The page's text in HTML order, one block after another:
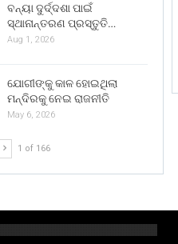
ବନ୍ୟା ଦୁର୍ଦ୍ଦଶା ପାଇଁ
ସ୍ଥାନାନ୍ତରଣ ପ୍ରସ୍ତୁତି…
Aug 1, 2026
ଯୋଗୀଙ୍କୁ କାଳ ହୋଇଥିଲା
ମନ୍ଦିରକୁ ନେଇ ରାଜନୀତି
May 6, 2026
1 of 166